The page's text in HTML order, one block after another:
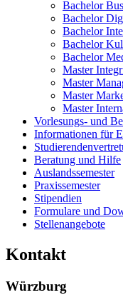
Bachelor
Bachelor
Bachelor
Bachelor
Bachelor
Master
Master
Master
Master
Vorlesungs- und
Informationen für
Beratung und Hilfe
Auslandssemester
Praxissemester
Stipendien
Formulare und
Stellenangebote
Kontakt
Würzburg